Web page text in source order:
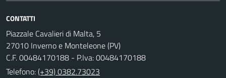
CONTATTI
Piazzale Cavalieri di Malta, 5
27010 Inverno e Monteleone (PV)
C.F. 00484170188 - P.Iva: 00484170188
Telefono:(+39) 0382.73023